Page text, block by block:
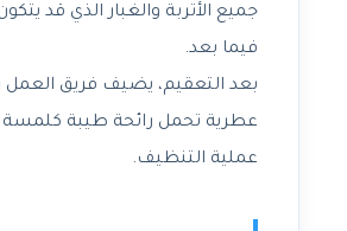
جميع الأتربة والغبار الذي قد
فيما بعد.
بعد التعقيم، يضيف فريق العمل
عطرية تحمل رائحة طيبة كلمسة
عملية التنظيف.